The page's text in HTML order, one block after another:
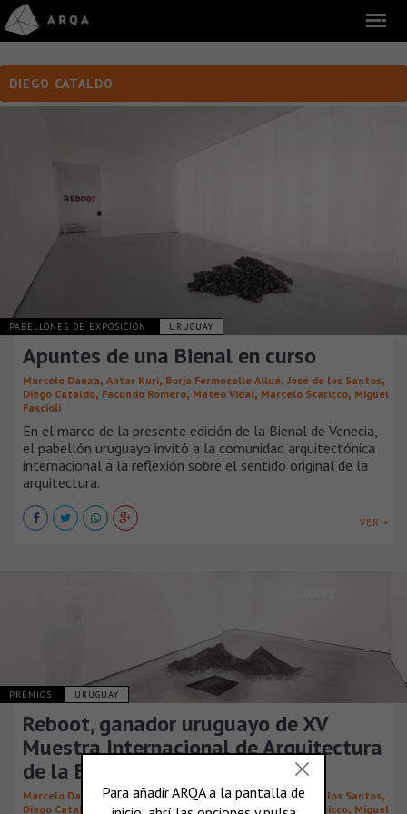
DIEGO CATALDO
PABELLONES DE EXPOSICIÓN URUGUAY
Apuntes de una Bienal en curso
Marcelo Danza, Antar Kuri, Borja Fermoselle Allué, José de los Santos,
Diego Cataldo,Facundo Romero, Mateo Vidal, Marcelo Staricco, Miguel
Fascioli
En el marco de la presente edición de la Bienal de Venecia,
el pabellón uruguayo invitó a la comunidad arquitectónica
internacional a la reflexión sobre el sentido original de la
arquitectura.
VER +
PREMIOS URUGUAY
Reboot, ganador uruguayo de XV
Muestra Internacional de Arquitectura
de la Bienal de Venecia
Marcelo Danza ,Antar Kuri,Borja Fermoselle Allué, José de los Santos,
Diego Cataldo Facundo Romero, Mateo Vidal ,Marcelo Staricco, Miguel